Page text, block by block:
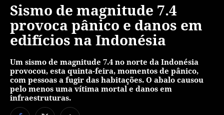
Sismo de magnitude 7.4
provoca pânico e danos em
edifícios na Indonésia
Um sismo de magnitude 7.4 no norte da Indonésia
provocou, esta quinta-feira, momentos de pânico,
com pessoas a fugir das habitações. O abalo causou
pelo menos uma vítima mortal e danos em
infraestruturas.